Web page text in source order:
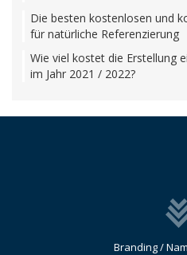
Die besten kostenlosen und
für natürliche Referenzierung
Wie viel kostet die Erstellung
im Jahr 2021 / 2022?
Branding /